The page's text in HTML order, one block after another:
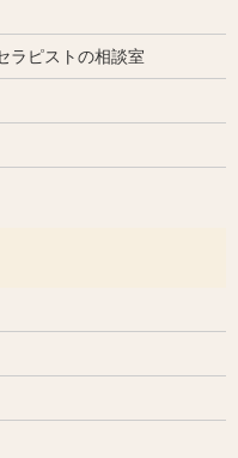
ラピストの相談室